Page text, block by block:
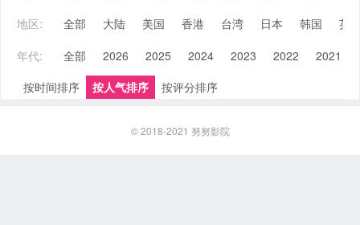
地区:
全部 大陆 美国 香港 台湾 日本 韩国
英
年代:
全部 2026 2025 2024 2023 2022 2021
按时间排序
按人气排序 按评分排序
© 2018-2021 努努影院